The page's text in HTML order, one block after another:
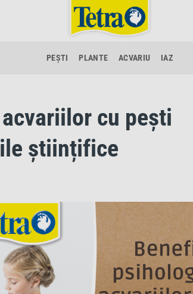
PEȘTI PLANTE ACVARIU IAZ
cu pești
științifice